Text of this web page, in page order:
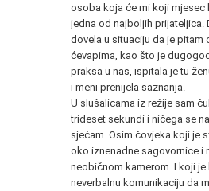
osoba koja će mi koji mjesec
jedna od najboljih prijateljica.
dovela u situaciju da je pitam
ćevapima, kao što je
praksa u nas, ispitala je tu
i meni prenijela saznanja.
U slušalicama iz režije sam
trideset sekundi i ničega se
sjećam. Osim čovjeka koji je
oko iznenadne sagovornice i
neobičnom kamerom. I koji je
neverbalnu komunikaciju da